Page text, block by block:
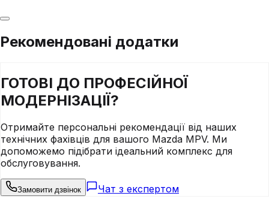
Рекомендовані додатки
ГОТОВІ ДО ПРОФЕСІЙНОЇ
МОДЕРНІЗАЦІЇ?
Отримайте персональні рекомендації від наших
технічних фахівців для вашого Mazda MPV. Ми
допоможемо підібрати ідеальний комплекс для
обслуговування.
Замовити дзвінок Чат з експертом